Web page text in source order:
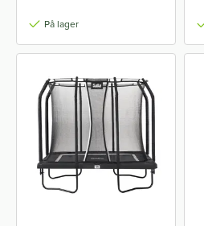
På lager